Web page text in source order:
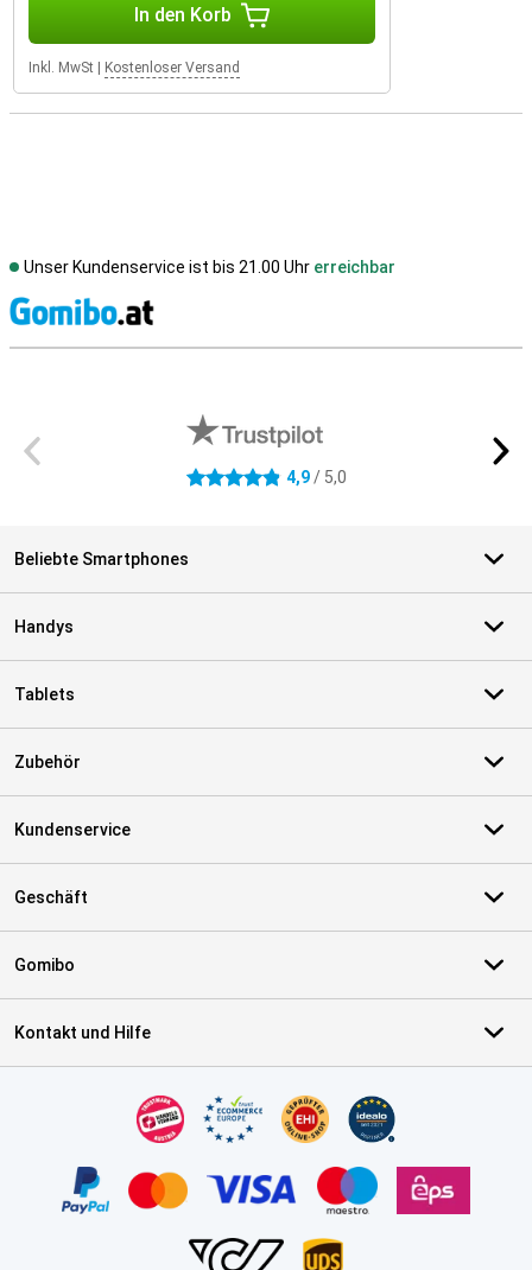
In den Korb
Inkl. MwSt Kostenloser Versand
Unser Kundenservice ist bis 21.00 Uhr erreichbar
4.9 Sterne 4,9/ 5,0
Beliebte Smartphones
Handys
Tablets
Zubehör
Kundenservice
Geschäft
Gomibo
Kontakt und Hilfe